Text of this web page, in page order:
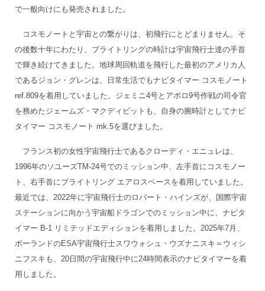
で一般向けにも発売されました。
コスモノートと宇宙との繋がりは、初飛行にとどまりません。そ
の後数十年にわたり、ブライトリングの時計は宇宙飛行士達の手首
で輝き続けてきました。地球周回軌道を飛行した最初のアメリカ人
であるジョン・グレンは、日常生活でもナビタイマー コスモノート
ref.809を着用していました。ジェミニ4号とアポロ9号作戦の司令官
を務めたジェームズ・マクディビットも、自身の腕時計としてナビ
タイマー コスモノート mk.5を選びました。
フランス初の女性宇宙飛行士であるクローディ・エニュレは、
1996年のソユーズTM-24号でのミッション中、左手首にコスモノー
ト、右手首にブライトリング エアロスペースを着用していました。
最近では、2022年に宇宙飛行士のロバート・ハインズが、国際宇宙
ステーションに向かう宇宙船ドラゴンでのミッション中に、ナビタ
イマー B-1 リミテッドエディションを着用しました。2025年7月、
ポーランドのESA宇宙飛行士スワウォシュ・ウズナニスキ＝ウィシ
ニフスキも、20日間の宇宙飛行中に24時間表示のナビタイマーを着
用しました。